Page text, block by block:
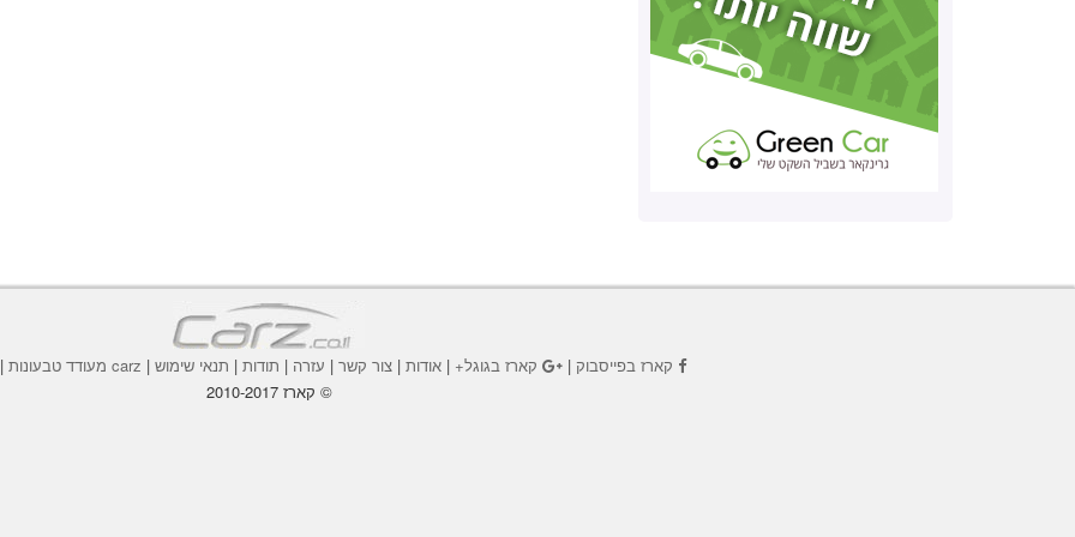
קארז בפייסבוק | קארז בגוגל+ | אודות | צור קשר | עזרה | תודות | תנאי שימוש | carz מעודד טבעונות |
© קארז 2010-2017